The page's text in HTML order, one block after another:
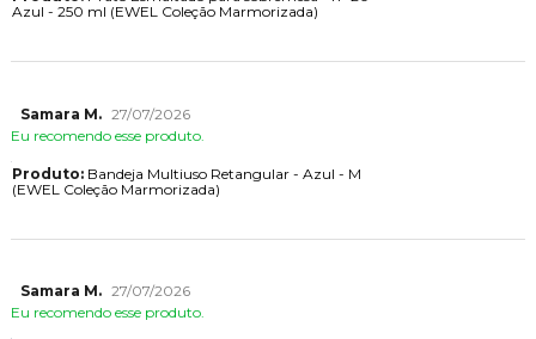
Azul - 250 ml (EWEL Coleção Marmorizada)
Samara M. 27/07/2026
Eu recomendo esse produto.
Produto:Bandeja Multiuso Retangular - Azul - M
(EWEL Coleção Marmorizada)
Samara M. 27/07/2026
Eu recomendo esse produto.